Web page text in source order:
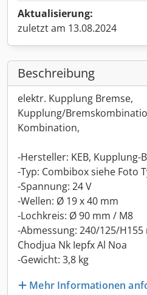
Aktualisierung:
zuletzt am 13.08.2024
Beschreibung
elektr. Kupplung Bremse,
Kupplung/
Kombination,
-Hersteller: KEB,
-Typ: Combibox siehe Foto
-Spannung: 24 V
-Wellen: Ø 19 x 40 mm
-Lochkreis: Ø 90 mm / M8
-Abmessung: 240/125/H155
Chodjua Nk Iepfx Al Noa
-Gewicht: 3,8 kg
Mehr Informationen